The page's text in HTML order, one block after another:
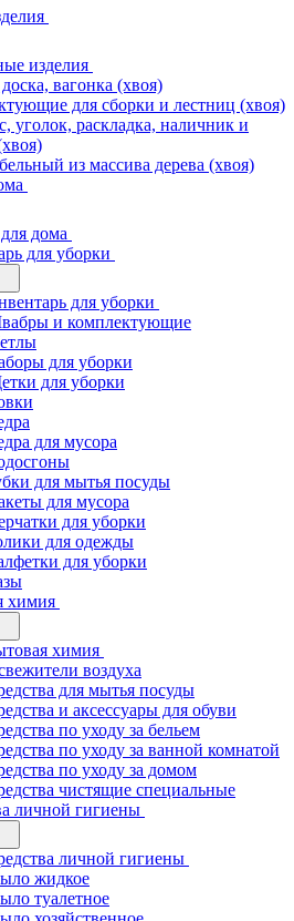
изделия
вагонка (хвоя)
для сборки и лестниц (хвоя)
уголок, раскладка, наличник и
из массива дерева (хвоя)
дома
для уборки
для уборки
и комплектующие
для уборки
для уборки
для мусора
для мытья посуды
для мусора
для уборки
для одежды
для уборки
химия
химия
воздуха
для мытья посуды
и аксессуары для обуви
по уходу за бельем
по уходу за ванной комнатой
по уходу за домом
чистящие специальные
личной гигиены
личной гигиены
жидкое
туалетное